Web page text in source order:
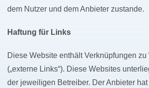
dem Nutzer und dem Anbieter zustande.
Haftung für Links
Diese Website enthält Verknüpfungen
(„externe Links“). Diese Websites
der jeweiligen Betreiber. Der Anbieter